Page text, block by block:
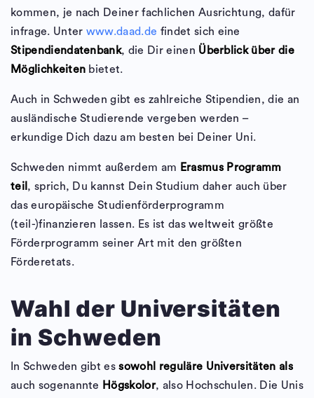
kommen, je nach Deiner fachlichen Ausrichtung, dafür
infrage. Unter www.daad.de findet sich eine
Stipendiendatenbank, die Dir einen Überblick über die
Möglichkeiten bietet.
Auch in Schweden gibt es zahlreiche Stipendien, die an
ausländische Studierende vergeben werden –
erkundige Dich dazu am besten bei Deiner Uni.
Schweden nimmt außerdem am Erasmus Programm
teil , sprich, Du kannst Dein Studium daher auch über
das europäische Studienförderprogramm
(teil-)finanzieren lassen. Es ist das weltweit größte
Förderprogramm seiner Art mit den größten
Förderetats.
Wahl der Universitäten
in Schweden
In Schweden gibt essowohl reguläre Universitäten als
auch sogenannte Högskolor, also Hochschulen. Die Unis